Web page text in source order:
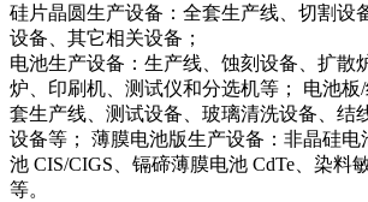
硅片晶圆生产设备：全套生产线、切割设
设备、其它相关设备；
电池生产设备：生产线、蚀刻设备、扩散
炉、印刷机、测试仪和分选机等； 电池板
套生产线、测试设备、玻璃清洗设备、结
设备等； 薄膜电池版生产设备：非晶硅电
池 CIS/CIGS、镉碲薄膜电池 CdTe、染料
等。